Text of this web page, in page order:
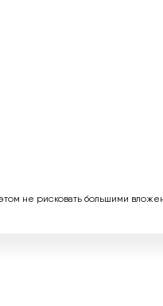
не рисковать большими